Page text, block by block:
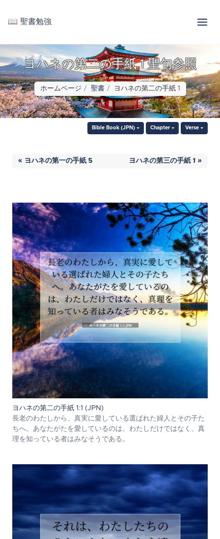
📖 聖書勉強
ヨハネの第二の手紙 1 聖句参照
ホームページ 聖書 ヨハネの第二の手紙 1
Bible Book (JPN) Chapter Verse
« ヨハネの第一の手紙 5 ヨハネの第三の手紙 1 »
ヨハネの第二の手紙 1:1 (JPN)
長老のわたしから、真実に愛している選ばれた婦人とその子た
ちへ。あなたがたを愛しているのは、わたしだけではなく、真
理を知っている者はみなそうである。